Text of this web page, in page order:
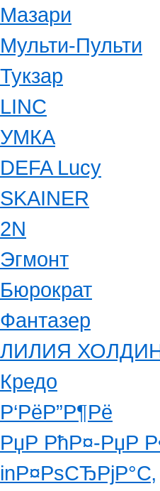
Мазари
Мульти-Пульти
Тукзар
LINC
УМКА
DEFA Lucy
SKAINER
2N
Эгмонт
Бюрократ
Фантазер
ЛИЛИЯ
Кредо
Р‘РёР”Р¶Рё
РџР РћР¤-РџР
inР¤РѕСЂРјР°С‚